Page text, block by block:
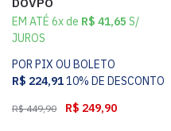
EM ATÉ 6x de R$ 41,65 S/
JUROS
POR PIX OU BOLETO
R$ 224,9110% DE DESCONTO
R$449,90 R$ 249,90